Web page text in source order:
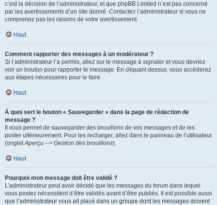
c’est la décision de l’administrateur, et que phpBB Limited n’est pas concerné
par les avertissements d’un site donné. Contactez l’administrateur si vous ne
comprenez pas les raisons de votre avertissement.
Haut
Comment rapporter des messages à un modérateur ?
Si l’administrateur l’a permis, allez sur le message à signaler et vous devriez
voir un bouton pour rapporter le message. En cliquant dessus, vous accéderez
aux étapes nécessaires pour le faire.
Haut
À quoi sert le bouton « Sauvegarder » dans la page de rédaction de
message ?
Il vous permet de sauvegarder des brouillons de vos messages et de les
poster ultérieurement. Pour les recharger, allez dans le panneau de l’utilisateur
(ongletAperçu --> Gestion des brouillons).
Haut
Pourquoi mon message doit être validé ?
L’administrateur peut avoir décidé que les messages du forum dans lequel
vous postez nécessitent d’être validés avant d’être publiés. Il est possible aussi
que l’administrateur vous ait placé dans un groupe dont les messages doivent